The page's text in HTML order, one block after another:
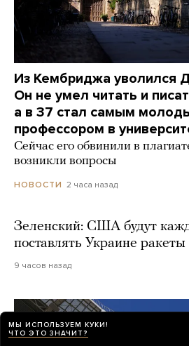
Из Кембриджа уволился
Он не умел читать и
а в 37 стал самым
профессором в
Сейчас его обвинили в
возникли вопросы
НОВОСТИ 2 часа назад
Зеленский: США будут
поставлять Украине
9 часов назад
МЫ ИСПОЛЬЗУЕМ КУКИ!
ЧТО ЭТО ЗНАЧИТ?